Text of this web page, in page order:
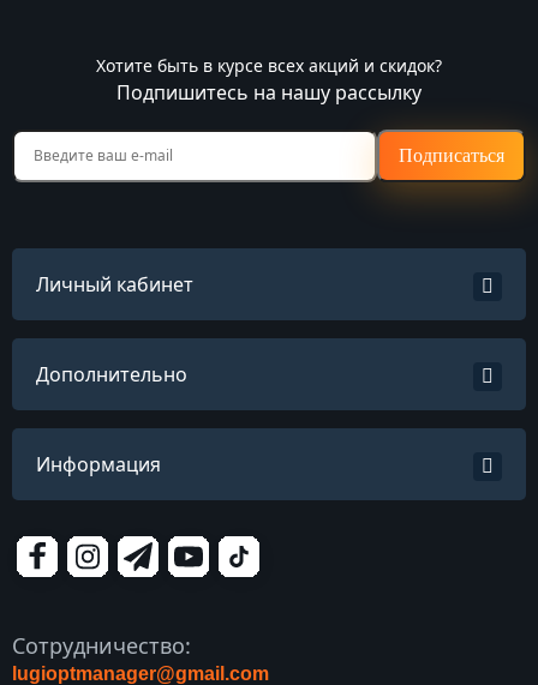
Хотите быть в курсе всех акций и скидок?
Подпишитесь на нашу рассылку
Подписаться
Личный кабинет
Дополнительно
Информация
Сотрудничество:
lugioptmanager@gmail.com